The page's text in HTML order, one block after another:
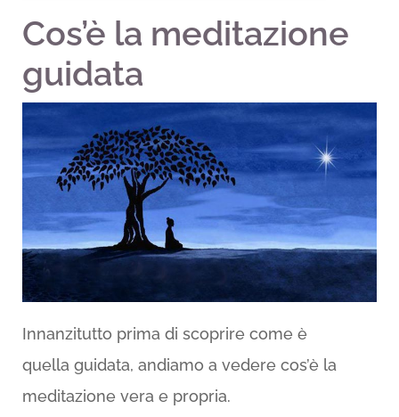
Cos’è la meditazione
guidata
Innanzitutto prima di scoprire come è
quella guidata, andiamo a vedere cos’è la
meditazione vera e propria.